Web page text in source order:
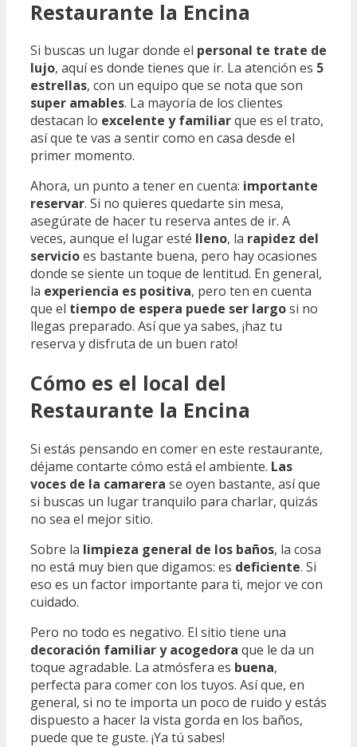
Restaurante la Encina
Si buscas un lugar donde el personal te trate de
lujo, aquí es donde tienes que ir. La atención es 5
estrellas, con un equipo que se nota que son
super amables. La mayoría de los clientes
destacan lo excelente y familiarque es el trato,
así que te vas a sentir como en casa desde el
primer momento.
Ahora, un punto a tener en cuenta: importante
reservar. Si no quieres quedarte sin mesa,
asegúrate de hacer tu reserva antes de ir. A
veces, aunque el lugar esté lleno, la rapidez del
servicioes bastante buena, pero hay ocasiones
donde se siente un toque de lentitud. En general,
la experiencia es positiva, pero ten en cuenta
que el tiempo de espera puede ser largosi no
llegas preparado. Así que ya sabes, ¡haz tu
reserva y disfruta de un buen rato!
Cómo es el local del
Restaurante la Encina
Si estás pensando en comer en este restaurante,
déjame contarte cómo está el ambiente. Las
voces de la camarera se oyen bastante, así que
si buscas un lugar tranquilo para charlar, quizás
no sea el mejor sitio.
Sobre la limpieza general de los baños, la cosa
no está muy bien que digamos: es deficiente. Si
eso es un factor importante para ti, mejor ve con
cuidado.
Pero no todo es negativo. El sitio tiene una
decoración familiar y acogedora que le da un
toque agradable. La atmósfera es buena,
perfecta para comer con los tuyos. Así que, en
general, si no te importa un poco de ruido y estás
dispuesto a hacer la vista gorda en los baños,
puede que te guste. ¡Ya tú sabes!